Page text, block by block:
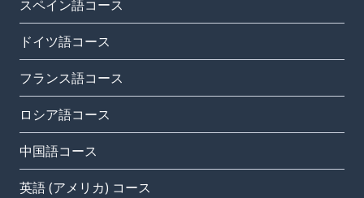
スペイン語コース
ドイツ語コース
フランス語コース
ロシア語コース
中国語コース
英語 (アメリカ) コース